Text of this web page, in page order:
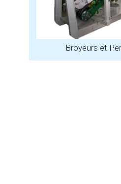
Broyeurs et